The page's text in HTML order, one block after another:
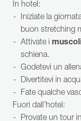
In hotel:
Iniziate la
buon stretching
Attivate i
schiena.
Godetevi un
Divertitevi in
Fate qualche
Fuori dall’hotel:
Provate un tour
Il nostro team